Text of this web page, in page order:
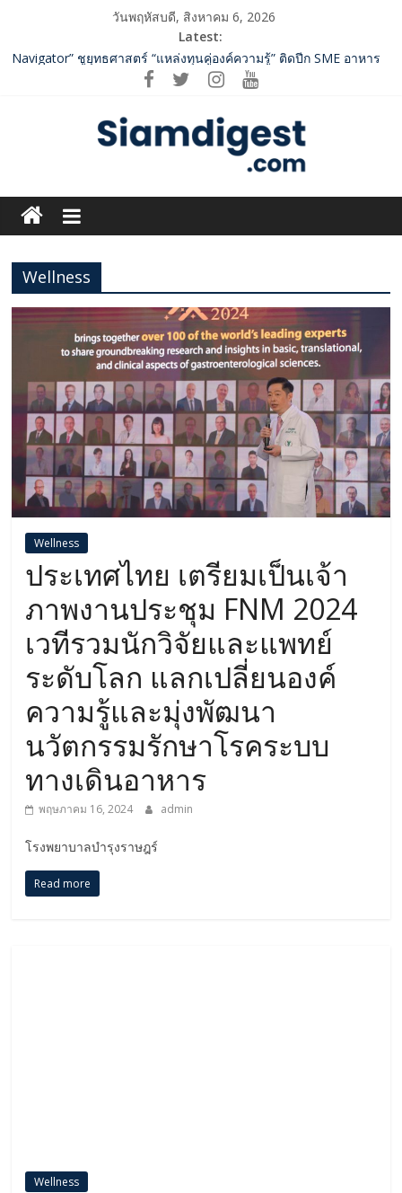
content
วันพฤหัสบดี, สิงหาคม 6, 2026
Latest:
SME D Bank ผนึกกำลัง สถาบันอาหาร เปิดตัว “FOODNext SME D
Navigator” ชูยุทธศาสตร์ “แหล่งทุนคู่องค์ความรู้” ติดปีก SME อาหาร
ททท. จับมือ TransNusa Airline – Traveloka ยกระดับการเชื่อมโยง
ไทย–อินโดนีเซีย ดันไทยสู่จุดหมายปลายทางคุณภาพ เชื่อม Asean
Tourism และ Muslim-Friendly Destination
กกท.เปิดเกมรุก! ดันเอเชียนเกมส์ให้เป็นมากกว่าการแข่งขัน ผ่าน
แคมเปญระดับชาติ
ปฏิรูปภาษีบุหรี่ต้องถึงจุดเปลี่ยน สมาคมการค้ายาสูบไทย หนุน
โครงสร้างอัตราเดียว ลดบิดเบือนตลาด เพิ่มประสิทธิภาพจัดเก็บรายได้
ครั้งสำคัญ ส่งศิลปิน “เบสท์ – เบลล์” ปล่อยซิงเกิ้ลพิเศษ เอาใจคนอิน
เลิฟ
Siam
Digest.com
ฺีBusiness
&
Variety
Wellness
Wellness
ประเทศไทย เตรียมเป็นเจ้า
ภาพงานประชุม FNM 2024
เวทีรวมนักวิจัยและแพทย์
ระดับโลก แลกเปลี่ยนองค์
ความรู้และมุ่งพัฒนา
นวัตกรรมรักษาโรคระบบ
ทางเดินอาหาร
พฤษภาคม 16, 2024 admin
โรงพยาบาลบำรุงราษฎร์
Read more
Wellness